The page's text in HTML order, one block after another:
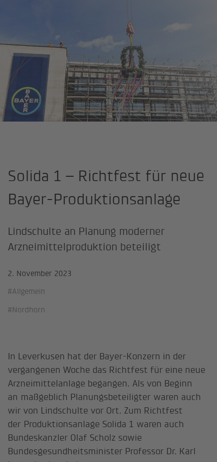
Solida 1 – Richtfest für neue
Bayer-Produktionsanlage
Lindschulte an Planung moderner
Arzneimittelproduktion beteiligt
2. November 2023
#Allgemein
#Nordhorn
In Leverkusen hat der Bayer-Konzern in der
vergangenen Woche das Richtfest für eine neue
Arzneimittelanlage begangen. Als von Beginn
an maßgeblich Planungsbeteiligter waren auch
wir von Lindschulte vor Ort. Zum Richtfest
der Produktionsanlage Solida 1 waren auch
Bundeskanzler Olaf Scholz sowie
Bundesgesundheitsminister Professor Dr. Karl